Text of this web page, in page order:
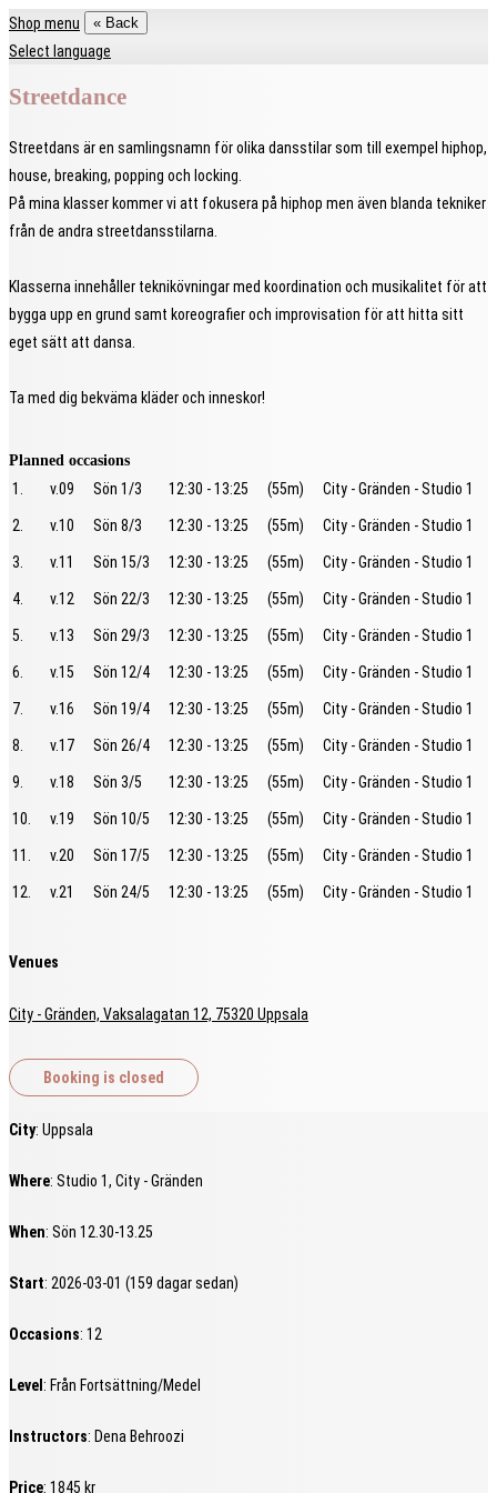
Shop menu « Back
Select language
Streetdance
Streetdans är en samlingsnamn för olika dansstilar som till exempel hiphop,
house, breaking, popping och locking.
På mina klasser kommer vi att fokusera på hiphop men även blanda tekniker
från de andra streetdansstilarna.
Klasserna innehåller teknikövningar med koordination och musikalitet för att
bygga upp en grund samt koreografier och improvisation för att hitta sitt
eget sätt att dansa.
Ta med dig bekväma kläder och inneskor!
Planned occasions
1. v.09 Sön 1/3 12:30 - 13:25 (55m) City - Gränden - Studio 1
2. v.10 Sön 8/3 12:30 - 13:25 (55m) City - Gränden - Studio 1
3. v.11 Sön 15/3 12:30 - 13:25 (55m) City - Gränden - Studio 1
4. v.12 Sön 22/3 12:30 - 13:25 (55m) City - Gränden - Studio 1
5. v.13 Sön 29/3 12:30 - 13:25 (55m) City - Gränden - Studio 1
6. v.15 Sön 12/4 12:30 - 13:25 (55m) City - Gränden - Studio 1
7. v.16 Sön 19/4 12:30 - 13:25 (55m) City - Gränden - Studio 1
8. v.17 Sön 26/4 12:30 - 13:25 (55m) City - Gränden - Studio 1
9. v.18 Sön 3/5 12:30 - 13:25 (55m) City - Gränden - Studio 1
10. v.19 Sön 10/5 12:30 - 13:25 (55m) City - Gränden - Studio 1
11. v.20 Sön 17/5 12:30 - 13:25 (55m) City - Gränden - Studio 1
12. v.21 Sön 24/5 12:30 - 13:25 (55m) City - Gränden - Studio 1
Venues
City - Gränden, Vaksalagatan 12, 75320 Uppsala
City: Uppsala
Where: Studio 1, City - Gränden
When: Sön 12.30-13.25
Start: 2026-03-01 (159 dagar sedan)
Occasions: 12
Level : Från Fortsättning/Medel
Instructors: Dena Behroozi
Price: 1845 kr